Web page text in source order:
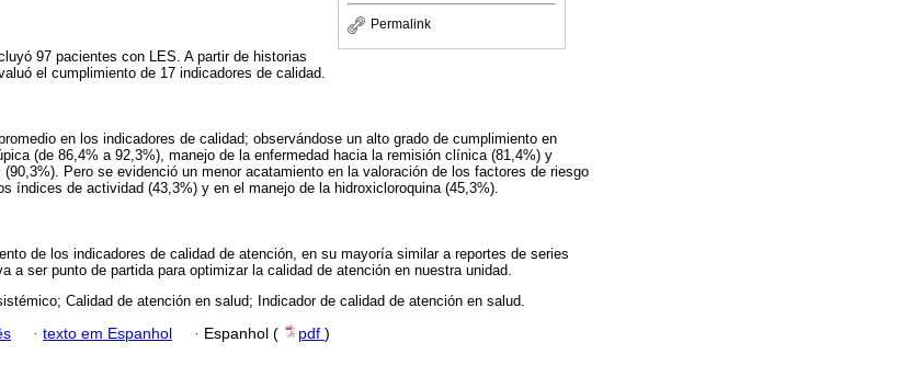
Permalink
97 pacientes con LES. A partir de historias
el cumplimiento de 17 indicadores de calidad.
en los indicadores de calidad; observándose un alto grado de cumplimiento en
(de 86,4% a 92,3%), manejo de la enfermedad hacia la remisión clínica (81,4%) y
Pero se evidenció un menor acatamiento en la valoración de los factores de riesgo
índices de actividad (43,3%) y en el manejo de la hidroxicloroquina (45,3%).
de los indicadores de calidad de atención, en su mayoría similar a reportes de series
a ser punto de partida para optimizar la calidad de atención en nuestra unidad.
Calidad de atención en salud; Indicador de calidad de atención en salud.
· texto em Espanhol · Espanhol ( pdf )